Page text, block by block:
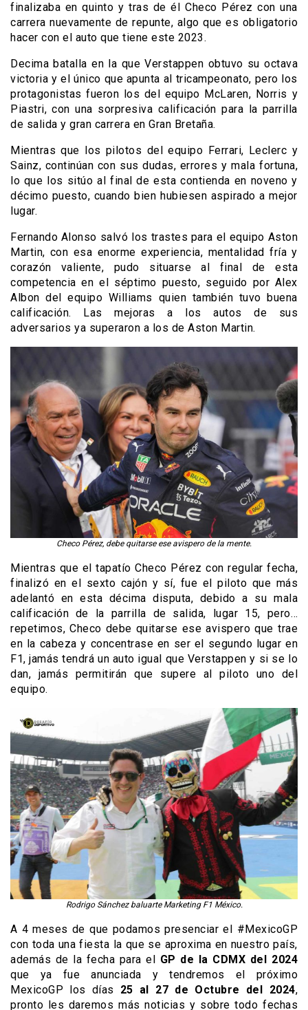
finalizaba en quinto y tras de él Checo Pérez con una
carrera nuevamente de repunte, algo que es obligatorio
hacer con el auto que tiene este 2023.
Decima batalla en la que Verstappen obtuvo su octava
victoria y el único que apunta al tricampeonato, pero los
protagonistas fueron los del equipo McLaren, Norris y
Piastri, con una sorpresiva calificación para la parrilla
de salida y gran carrera en Gran Bretaña.
Mientras que los pilotos del equipo Ferrari, Leclerc y
Sainz, continúan con sus dudas, errores y mala fortuna,
lo que los sitúo al final de esta contienda en noveno y
décimo puesto, cuando bien hubiesen aspirado a mejor
lugar.
Fernando Alonso salvó los trastes para el equipo Aston
Martin, con esa enorme experiencia, mentalidad fría y
corazón valiente, pudo situarse al final de esta
competencia en el séptimo puesto, seguido por Alex
Albon del equipo Williams quien también tuvo buena
calificación. Las mejoras a los autos de sus
adversarios ya superaron a los de Aston Martin.
Checo Pérez, debe quitarse ese avispero de la mente.
Mientras que el tapatío Checo Pérez con regular fecha,
finalizó en el sexto cajón y sí, fue el piloto que más
adelantó en esta décima disputa, debido a su mala
calificación de la parrilla de salida, lugar 15, pero…
repetimos, Checo debe quitarse ese avispero que trae
en la cabeza y concentrase en ser el segundo lugar en
F1, jamás tendrá un auto igual que Verstappen y si se lo
dan, jamás permitirán que supere al piloto uno del
equipo.
Rodrigo Sánchez baluarte Marketing F1 México.
A 4 meses de que podamos presenciar el #MexicoGP
con toda una fiesta la que se aproxima en nuestro país,
además de la fecha para el GP de la CDMX del 2024
que ya fue anunciada y tendremos el próximo
MexicoGP los días 25 al 27 de Octubre del 2024,
pronto les daremos más noticias y sobre todo fechas